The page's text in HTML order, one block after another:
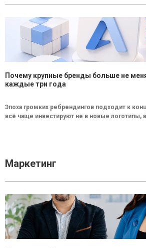
Почему крупные бренды больше не
каждые три года
Эпоха громких ребрендингов подходит к
всё чаще инвестируют не в новые логотипы,
Маркетинг